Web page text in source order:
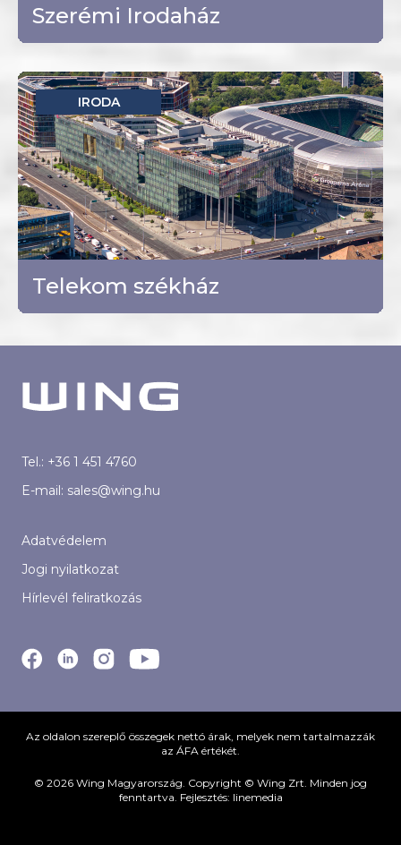
Szerémi Irodaház
Telekom székház
IRODA
Budapest - VIII. kerület
TOVÁBB
Tel.: +36 1 451 4760
E-mail: sales@wing.hu
Adatvédelem
Jogi nyilatkozat
Hírlevél feliratkozás
Az oldalon szereplő összegek nettó árak, melyek nem tartalmazzák
az ÁFA értékét.
© 2026 Wing Magyarország. Copyright © Wing Zrt. Minden jog
fenntartva. Fejlesztés: linemedia